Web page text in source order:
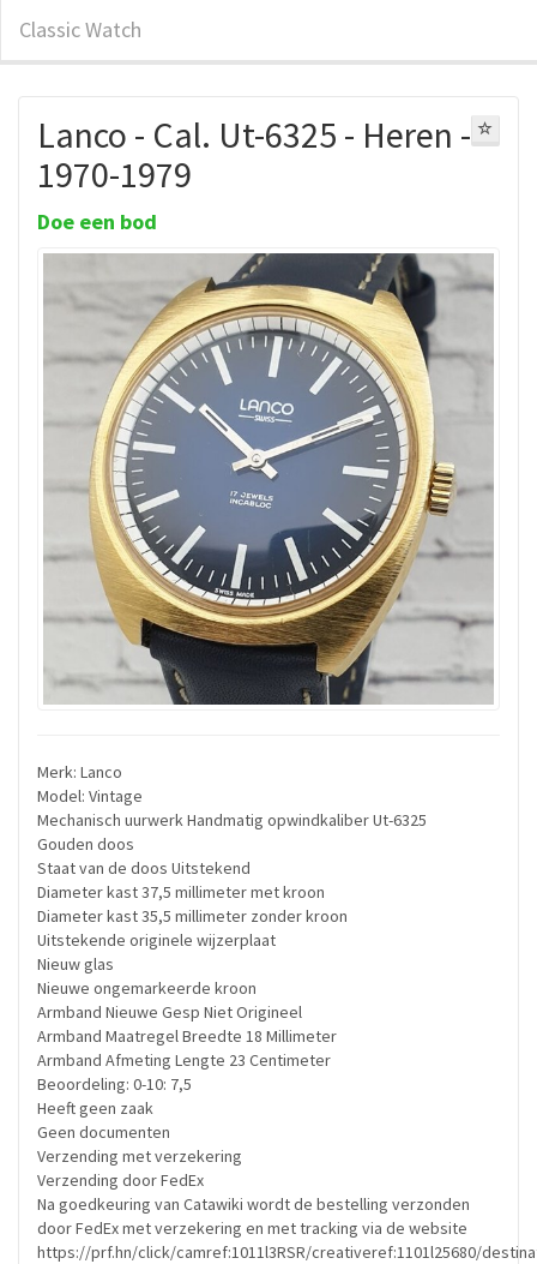
Classic Watch
Lanco - Cal. Ut-6325 - Heren -
1970-1979
Doe een bod
Merk: Lanco
Model: Vintage
Mechanisch uurwerk Handmatig opwindkaliber Ut-6325
Gouden doos
Staat van de doos Uitstekend
Diameter kast 37,5 millimeter met kroon
Diameter kast 35,5 millimeter zonder kroon
Uitstekende originele wijzerplaat
Nieuw glas
Nieuwe ongemarkeerde kroon
Armband Nieuwe Gesp Niet Origineel
Armband Maatregel Breedte 18 Millimeter
Armband Afmeting Lengte 23 Centimeter
Beoordeling: 0-10: 7,5
Heeft geen zaak
Geen documenten
Verzending met verzekering
Verzending door FedEx
Na goedkeuring van Catawiki wordt de bestelling verzonden
door FedEx met verzekering en met tracking via de website
https://prf.hn/click/camref:1011l3RSR/creativeref:1101l25680/